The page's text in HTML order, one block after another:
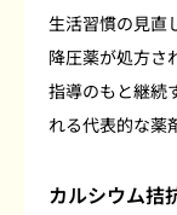
生活習慣の見直
降圧薬が処方さ
指導のもと継続
れる代表的な薬
カルシウム拮